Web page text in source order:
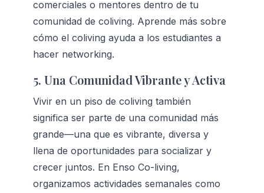
comerciales o mentores dentro de tu
comunidad de coliving. Aprende más sobre
cómo el coliving ayuda a los estudiantes a
hacer networking.
5. Una Comunidad Vibrante y Activa
Vivir en un piso de coliving también
significa ser parte de una comunidad más
grande—una que es vibrante, diversa y
llena de oportunidades para socializar y
crecer juntos. En Enso Co-living,
organizamos actividades semanales como